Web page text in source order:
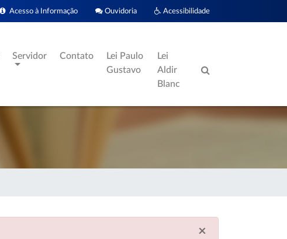
Acessibilidade
Ouvidoria
Acesso à Informação
Servidor Contato
Lei Paulo
Gustavo
Lei
Aldir
Blanc
×